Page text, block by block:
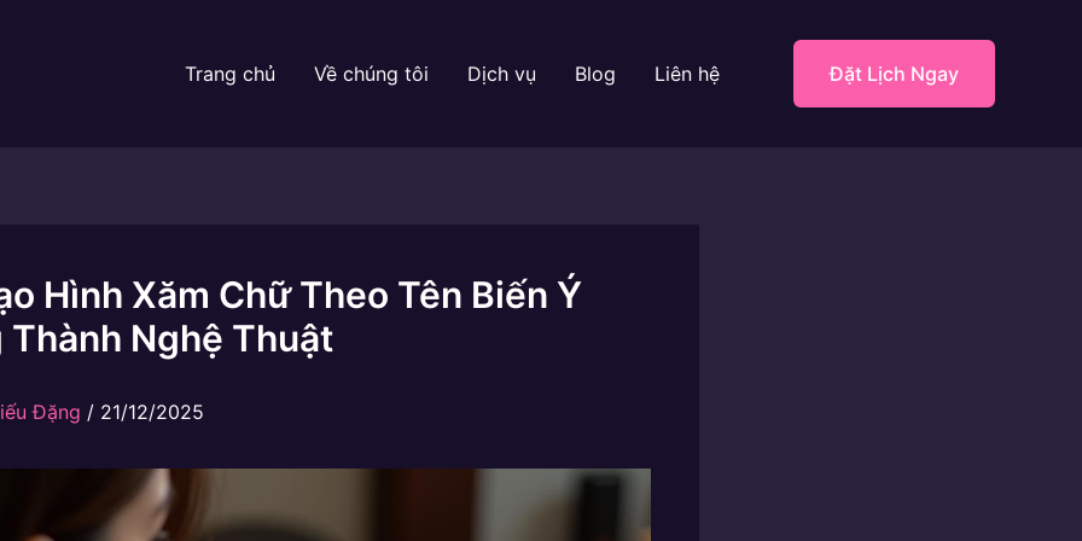
Trang chủ Về chúng tôi Dịch vụ Blog Liên hệ Đặt Lịch Ngay
Hình Xăm Chữ Theo Tên Biến Ý
Thành Nghệ Thuật
Đặng / 21/12/2025